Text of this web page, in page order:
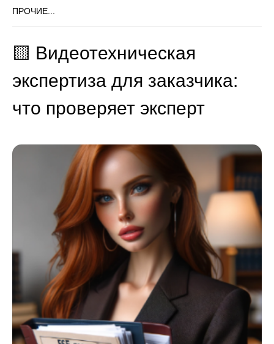
ПРОЧИЕ...
🟨 Видеотехническая
экспертиза для заказчика:
что проверяет эксперт